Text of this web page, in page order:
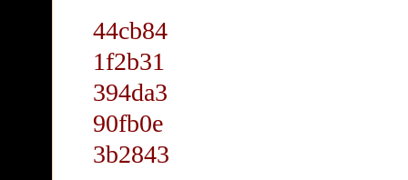
44cb84
1f2b31
394da3
90fb0e
3b2843